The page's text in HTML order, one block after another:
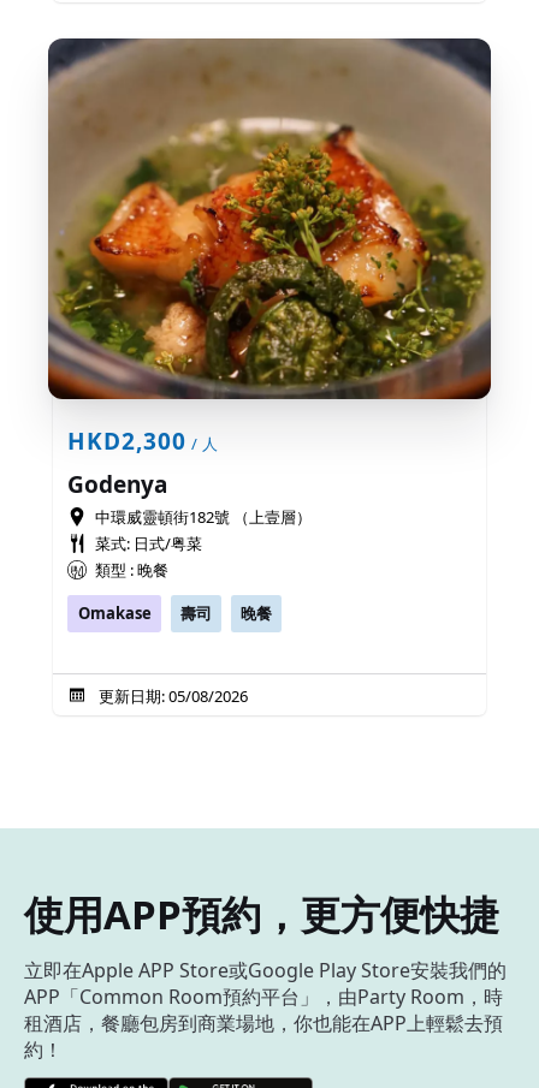
HKD2,300 / 人
Godenya
中環威靈頓街182號 （上壹層）
菜式: 日式/粤菜
類型 : 晚餐
Omakase
壽司 晚餐
更新日期: 05/08/2026
使用APP預約，更方便快捷
立即在Apple APP Store或Google Play Store安裝我們的
APP「Common Room預約平台」，由Party Room，時
租酒店，餐廳包房到商業場地，你也能在APP上輕鬆去預
約！